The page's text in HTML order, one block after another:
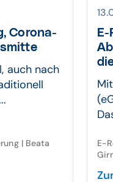
Corona-
auch nach
| Beata
E-